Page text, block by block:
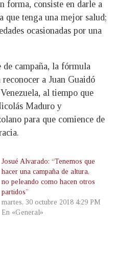
forma, consiste en darle a
que tenga una mejor salud;
ocasionadas por una
campaña, la fórmula
a Juan Guaidó
al tiempo que
Maduro y
para que comience de
Josué Alvarado: “Tenemos que
hacer una campaña de altura,
no peleando como hacen otros
partidos”
martes, 30 octubre 2018 4:29 PM
En «General»